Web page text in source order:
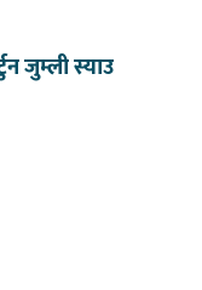
जुम्ली स्याउ